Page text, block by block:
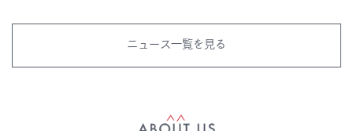
ニュース一覧を見る